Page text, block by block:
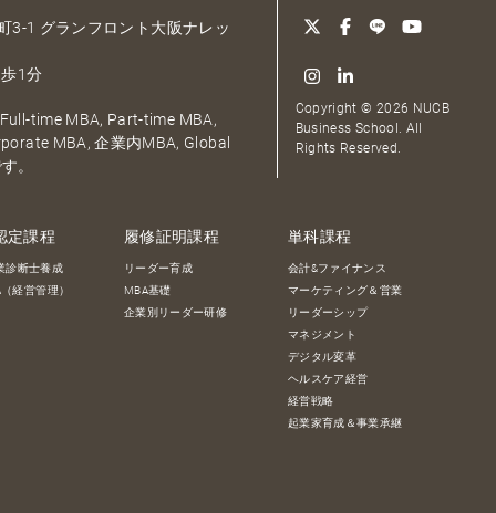
3-1 グランフロント大阪ナレッ
1分
time MBA, Part-time MBA,
MBA, 企業内MBA, Global
。
Copyright © 2026 NUCB
Business School. All
Rights Reserved.
定課程
診断士養成
経営管理）
履修証明課程
リーダー育成
MBA基礎
企業別リーダー研修
単科課程
会計&ファイナンス
マーケティング＆営業
リーダーシップ
マネジメント
デジタル変革
ヘルスケア経営
経営戦略
起業家育成＆事業承継